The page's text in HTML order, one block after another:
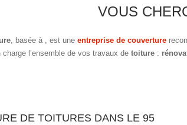
VOUS
, basée à , est une entreprise de couverture
charge l’ensemble de vos travaux de toiture :
DE TOITURES DANS LE 95